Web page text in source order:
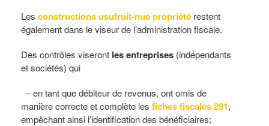
Lesconstructions usufruit-nue propriété restent
également dans le viseur de l’administration fiscale.
Des contrôles viseront les entreprises (indépendants
et sociétés) qui
– en tant que débiteur de revenus, ont omis de
manière correcte et complète lesfiches fiscales 281,
empêchant ainsi l’identification des bénéficiaires;